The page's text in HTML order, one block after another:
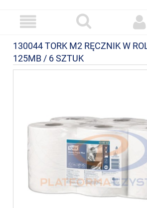
130044 TORK M2 RĘCZNIK W
125MB / 6 SZTUK